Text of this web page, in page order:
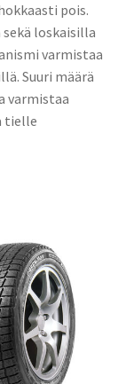
pois.
loskaisilla
varmistaa
Suuri määrä
varmistaa
tielle